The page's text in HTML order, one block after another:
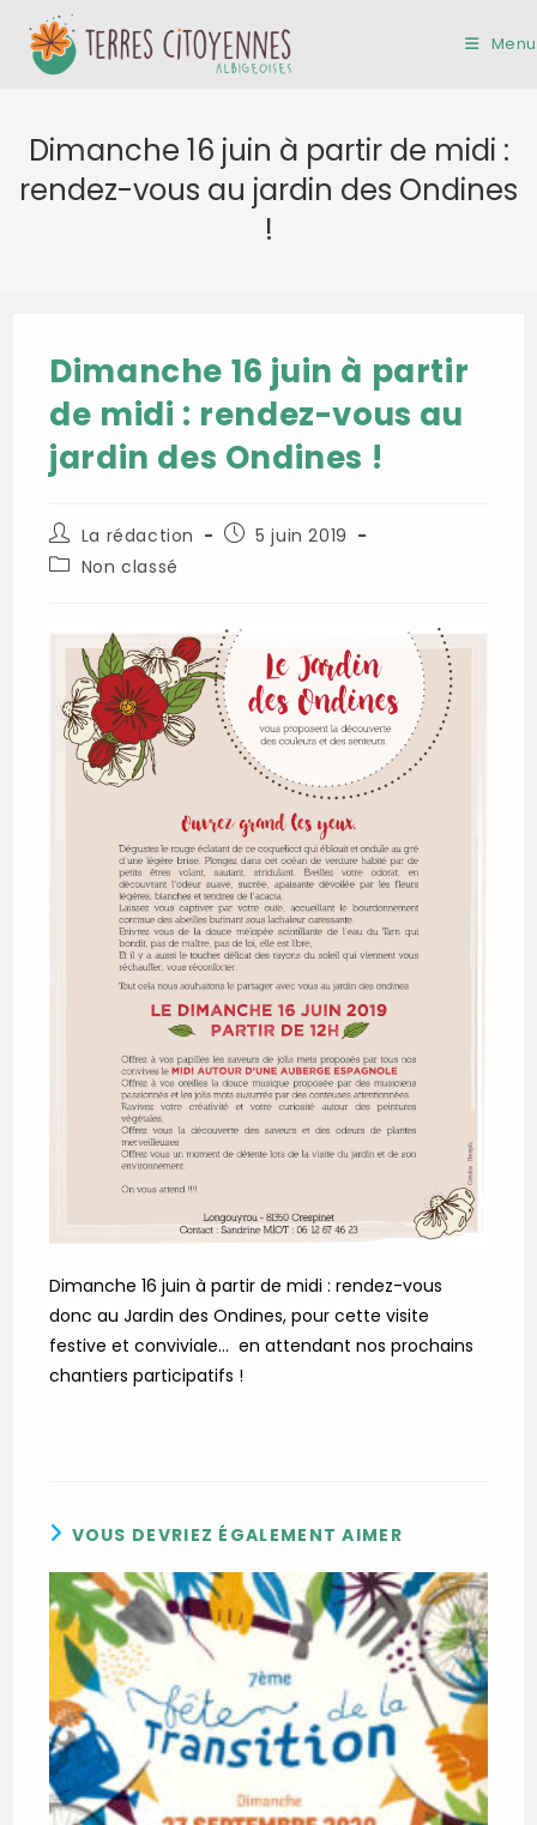
content
Menu
Dimanche 16 juin à partir de midi :
rendez-vous au jardin des Ondines
!
Dimanche 16 juin à partir
de midi : rendez-vous au
jardin des Ondines !
Auteur/autrice
de
la
La rédaction
Publication
5 juin 2019
PostNon classé
Dimanche 16 juin à partir de midi : rendez-vous
donc au Jardin des Ondines, pour cette visite
festive et conviviale… en attendant nos prochains
chantiers participatifs !
VOUS DEVRIEZ ÉGALEMENT AIMER